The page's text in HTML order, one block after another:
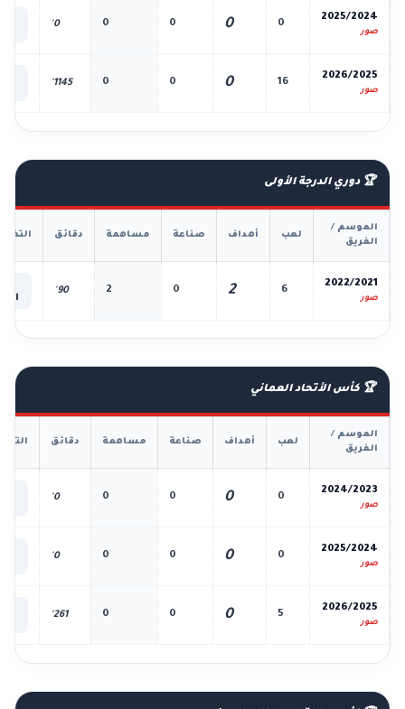
2025/2024
صور
0
0
0
0
0'
2026/2025
صور
16
0
0
0
1145'
🏆 دوري الدرجة الأولى
الموسم /
الفريق
لعب أهداف صناعة مساهمة دقائق
2022/2021
صور
6
2
0
2
90'
🏆 كأس الأتحاد العماني
الموسم /
الفريق
لعب أهداف صناعة مساهمة دقائق
2024/2023
صور
0
0
0
0
0'
2025/2024
صور
0
0
0
0
0'
2026/2025
صور
5
0
0
0
261'